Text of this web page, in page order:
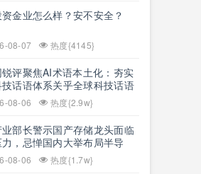
金业怎么样？安不安全？
08-07 热度{4145}
锐评聚焦AI术语本土化：夯实
话语体系关乎全球科技话语
08-06 热度{2.9w}
部长警示国产存储龙头面临
，忌惮国内大举布局半导
加码本土资本投入避免优势
08-06 热度{1.7w}